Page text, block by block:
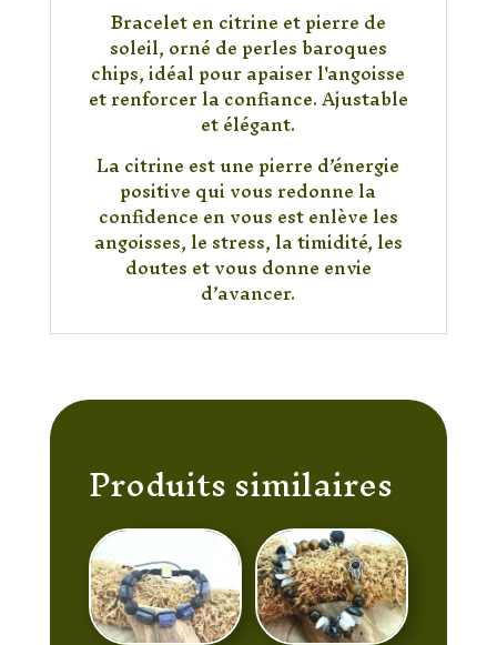
Bracelet en citrine et pierre de
soleil, orné de perles baroques
chips, idéal pour apaiser l'angoisse
et renforcer la confiance. Ajustable
et élégant.
La citrine est une pierre d’énergie
positive qui vous redonne la
confidence en vous est enlève les
angoisses, le stress, la timidité, les
doutes et vous donne envie
d’avancer.
Produits similaires